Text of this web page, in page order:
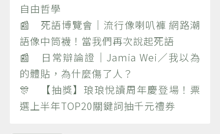
自由哲學
📰 死語博覽會｜流行像喇叭褲 網路潮
語像中筒襪！當我們再次說起死語
📰 日常辯論證｜Jamia Wei／我以為
的體貼，為什麼傷了人？
🎊 【抽獎】琅琅悅讀周年慶登場！票
選上半年TOP20關鍵詞抽千元禮券